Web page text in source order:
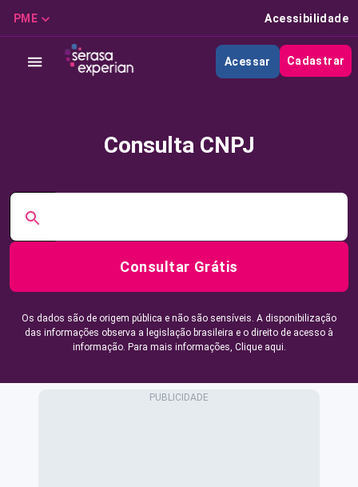
PME Acessibilidade
Acessar Cadastrar
Consulta CNPJ
Consultar Grátis
Os dados são de origem pública e não são sensíveis. A disponibilização
das informações observa a legislação brasileira e o direito de acesso à
informação. Para mais informações, Clique aqui.